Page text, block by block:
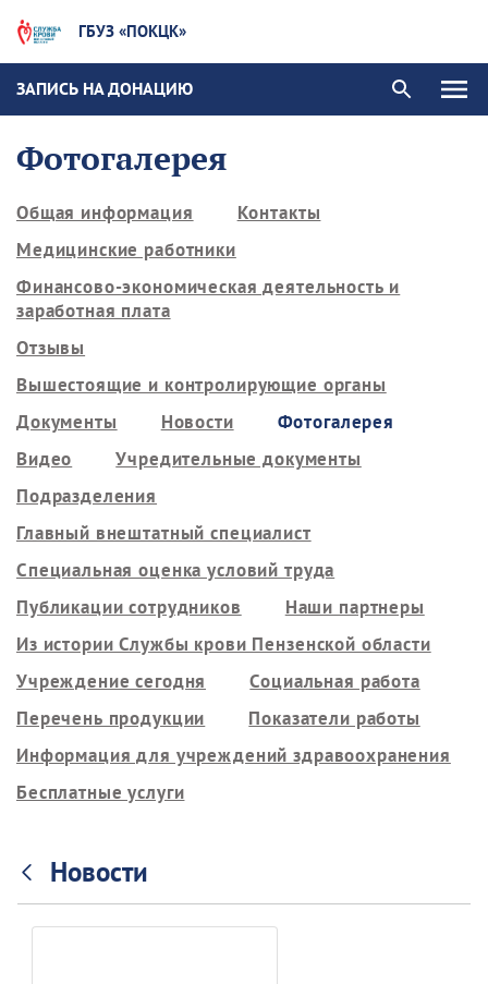
ГБУЗ «ПОКЦК»
ЗАПИСЬ НА ДОНАЦИЮ
Фотогалерея
Общая информация
Контакты
Медицинские работники
Финансово-экономическая деятельность и
заработная плата
Отзывы
Вышестоящие и контролирующие органы
Документы
Новости
Фотогалерея
Видео
Учредительные документы
Подразделения
Главный внештатный специалист
Специальная оценка условий труда
Публикации сотрудников
Наши партнеры
Из истории Службы крови Пензенской области
Учреждение сегодня
Социальная работа
Перечень продукции
Показатели работы
Информация для учреждений здравоохранения
Бесплатные услуги
Новости